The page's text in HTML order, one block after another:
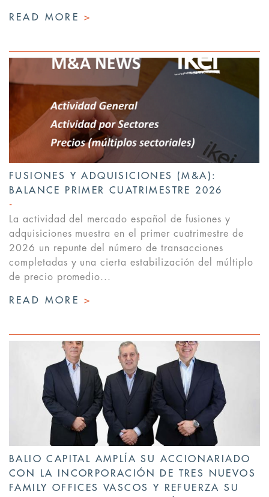
READ MORE >
FUSIONES Y ADQUISICIONES (M&A):
BALANCE PRIMER CUATRIMESTRE 2026
La actividad del mercado español de fusiones y
adquisiciones muestra en el primer cuatrimestre de
2026 un repunte del número de transacciones
completadas y una cierta estabilización del múltiplo
de precio promedio...
READ MORE >
BALIO CAPITAL AMPLÍA SU ACCIONARIADO
CON LA INCORPORACIÓN DE TRES NUEVOS
FAMILY OFFICES VASCOS Y REFUERZA SU